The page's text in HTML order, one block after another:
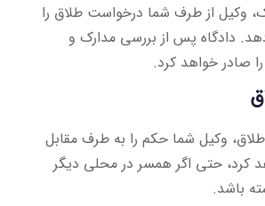
وکیل از طرف شما درخواست طلاق را
دادگاه پس از بررسی مدارک و
صادر خواهد کرد.
وکیل شما حکم را به طرف مقابل
کرد، حتی اگر همسر در محلی دیگر
باشد.